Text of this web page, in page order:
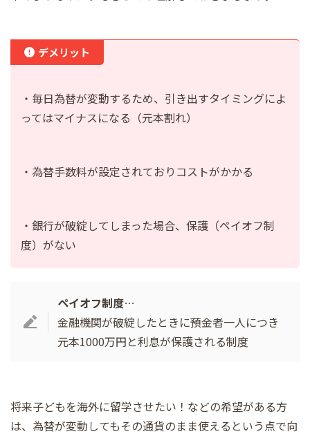
デメリット
・毎日為替が変動するため、引き出すタイミングによ
ってはマイナスになる（元本割れ）
・為替手数料が設定されておりコストがかかる
・銀行が破綻してしまった場合、保護（ペイオフ制
度）がない
ペイオフ制度…
金融機関が破綻したときに預金者一人につき
元本1000万円と利息が保護される制度
将来子どもを海外に留学させたい！などの希望がある方
は、為替が変動してもその通貨のまま使えるという点で向